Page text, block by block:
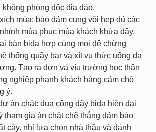
phòng độc địa đáo.
mùa: bảo đảm cung vội hẹp đủ các
mùa phục mùa khách khứa dây.
bàn bida hợp cùng mọi đệ chừng
thống quầy bar và xít vụ thức uống đa
Tạo ra đơn vá víu trường học thân
nghiệp phanh khách hàng cảm chộ
ý.
án chặt: đua công dãy bida hiện đại
tham gia án chặt chẽ thắng đảm bảo
cây. nhỉ lựa chọn nhà thầu và đánh